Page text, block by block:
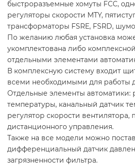
быстроразъемные хомуты FCC,
регуляторы скорости MTY,
трансформаторы FSRE, FSRD,
По желанию любая установка
укомплектована либо
отдельными элементами
В комплексную систему входит
всеми необходимыми для работы
Отдельные элементы автоматики:
температуры, канальный датчик
регулятор скорости вентилятора,
дистанционного управления.
Также на все модели можно
дифференциальный датчик
загрязненности фильтра.